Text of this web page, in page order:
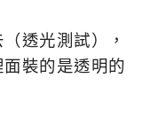
透光測試），
裝的是透明的